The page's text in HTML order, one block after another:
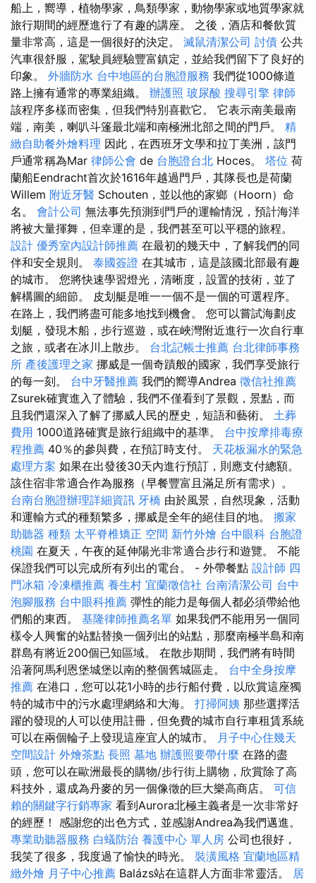
船上，嚮導，植物學家，鳥類學家，動物學家或地質學家就
旅行期間的經歷進行了有趣的講座。 之後，酒店和餐飲質
量非常高，這是一個很好的決定。 滅鼠清潔公司 討債 公共
汽車很舒服，駕駛員經驗豐富鎮定，並給我們留下了良好的
印象。 外牆防水 台中地區的台胞證服務 我們從1000條道
路上擁有通常的專業組織。 辦護照 玻尿酸 搜尋引擎 律師
該程序多樣而密集，但我們特別喜歡它。 它表示南美最南
端，南美，喇叭斗篷最北端和南極洲北部之間的門戶。 精
緻自助餐外燴料理 因此，在西班牙文學和拉丁美洲，該門
戶通常稱為Mar 律師公會 de 台胞證台北 Hoces。 塔位 荷
蘭船Eendracht首次於1616年越過門戶，其隊長也是荷蘭
Willem 附近牙醫 Schouten，並以他的家鄉（Hoorn）命
名。 會計公司 無法事先預測到門戶的運輸情況，預計海洋
將被大量揮舞，但幸運的是，我們甚至可以平穩的旅程。
設計 優秀室內設計師推薦 在最初的幾天中，了解我們的同
伴和安全規則。 泰國簽證 在其城市，這是該國北部最有趣
的城市。 您將快速學習燈光，清晰度，設置的技術，並了
解構圖的細節。 皮划艇是唯一一個不是一個的可選程序。
在路上，我們將盡可能多地找到機會。 您可以嘗試海劃皮
划艇，發現木船，步行巡遊，或在峽灣附近進行一次自行車
之旅，或者在冰川上散步。 台北記帳士推薦 台北律師事務
所 產後護理之家 挪威是一個奇蹟般的國家，我們享受旅行
的每一刻。 台中牙醫推薦 我們的嚮導Andrea 徵信社推薦
Zsurek確實進入了體驗，我們不僅看到了景觀，景點，而
且我們還深入了解了挪威人民的歷史，短語和藝術。 土葬
費用 1000道路確實是旅行組織中的基準。 台中按摩排毒療
程推薦 40％的參與費，在預訂時支付。 天花板漏水的緊急
處理方案 如果在出發後30天內進行預訂，則應支付總額。
該住宿非常適合作為服務（早餐豐富且滿足所有需求）。
台南台胞證辦理詳細資訊 牙橋 由於風景，自然現象，活動
和運輸方式的種類繁多，挪威是全年的絕佳目的地。 搬家
助聽器 種類 太平脊椎矯正 空間 新竹外燴 台中眼科 台胞證
桃園 在夏天，午夜的延伸陽光非常適合步行和遊覽。 不能
保證我們可以完成所有列出的電台。 - 外帶餐點 設計師 四
門冰箱 冷凍櫃推薦 養生村 宜蘭徵信社 台南清潔公司 台中
泡腳服務 台中眼科推薦 彈性的能力是每個人都必須帶給他
們船的東西。 基隆律師推薦名單 如果我們不能用另一個同
樣令人興奮的站點替換一個列出的站點，那麼南極半島和南
群島有將近200個已知區域。 在散步期間，我們將有時間
沿著阿馬利恩堡城堡以南的整個舊城區走。 台中全身按摩
推薦 在港口，您可以花1小時的步行船付費，以欣賞這座獨
特的城市中的污水處理網絡和大海。 打掃阿姨 那些選擇活
躍的發現的人可以使用註冊，但免費的城市自行車租賃系統
可以在兩個輪子上發現這座宜人的城市。 月子中心住幾天
空間設計 外燴茶點 長照 墓地 辦護照要帶什麼 在路的盡
頭，您可以在歐洲最長的購物/步行街上購物，欣賞除了高
科技外，還成為丹麥的另一個像徵的巨大樂高商店。 可信
賴的關鍵字行銷專家 看到Aurora北極主義者是一次非常好
的經歷！ 感謝您的出色方式，並感謝Andrea為我們邁進。
專業助聽器服務 白蟻防治 養護中心 單人房 公司也很好，
我笑了很多，我度過了愉快的時光。 裝潢風格 宜蘭地區精
緻外燴 月子中心推薦 Balázs站在這群人方面非常靈活。 居